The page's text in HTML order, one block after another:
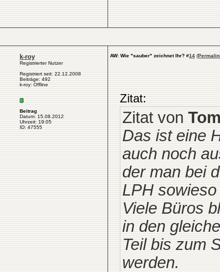
k-roy
Registrierter Nutzer
Registriert seit: 22.12.2008
Beiträge: 492
k-roy: Offline
Beitrag
Datum: 15.08.2012
Uhrzeit: 19:05
ID: 47555
AW: Wie "sauber" zeichnet Ihr? #14 (
Zitat:
Zitat von
Das ist eine
auch noch
der man bei
LPH
Viele Büros
in den
Teil bis zum
werden.